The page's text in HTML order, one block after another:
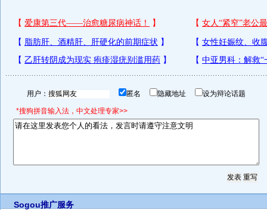
用户： 匿名 隐藏地址 设为辩论话题
*搜狗拼音输入法，中文处理专家>>
Sogou推广服务